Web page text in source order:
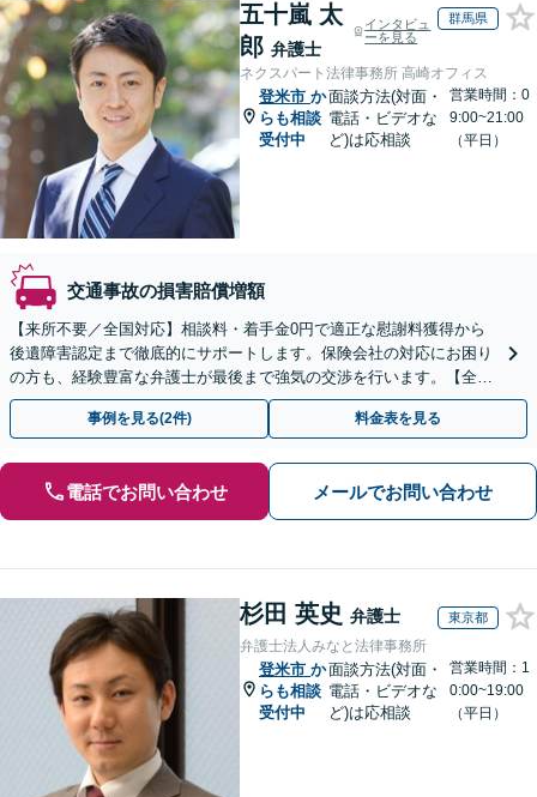
五十嵐 太
郎 弁護士
インタビュ
ーを見る
群馬県
ネクスパート法律事務所 高崎オフィス
登米市 か
らも相談
受付中
面談方法(対面・
電話・ビデオな
ど)は応相談
営業時間：0
9:00~21:00
（平日）
交通事故の損害賠償増額
【来所不要／全国対応】相談料・着手金0円で適正な慰謝料獲得から
後遺障害認定まで徹底的にサポートします。保険会社の対応にお困り
の方も、経験豊富な弁護士が最後まで強気の交渉を行います。【全国
13拠点】お気軽にご相談ください。
事例を見る(2件) 料金表を見る
電話でお問い合わせ メールでお問い合わせ
杉田 英史 弁護士 東京都
弁護士法人みなと法律事務所
登米市 か
らも相談
受付中
面談方法(対面・
電話・ビデオな
ど)は応相談
営業時間：1
0:00~19:00
（平日）